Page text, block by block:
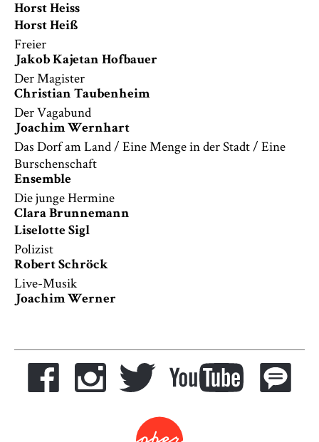
Horst Heiss
Horst Heiß
Freier
Jakob Kajetan Hofbauer
Der Magister
Christian Taubenheim
Der Vagabund
Joachim Wernhart
Das Dorf am Land / Eine Menge in der Stadt / Eine
Burschenschaft
Ensemble
Die junge Hermine
Clara Brunnemann
Liselotte Sigl
Polizist
Robert Schröck
Live-Musik
Joachim Werner